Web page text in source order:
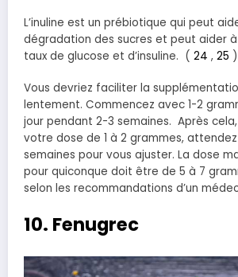
L’inuline est un prébiotique qui peut
dégradation des sucres et peut aider
taux de glucose et d’insuline. ( 24 , 25 )
Vous devriez faciliter la
lentement. Commencez avec 1-2
jour pendant 2-3 semaines. Après
votre dose de 1 à 2 grammes,
semaines pour vous ajuster. La dose
pour quiconque doit être de 5 à 7
selon les recommandations d’un
10. Fenugrec